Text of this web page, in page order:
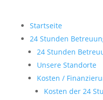
Startseite
24 Stunden
24 Stunden
Unsere Standorte
Kosten /
Kosten der 24